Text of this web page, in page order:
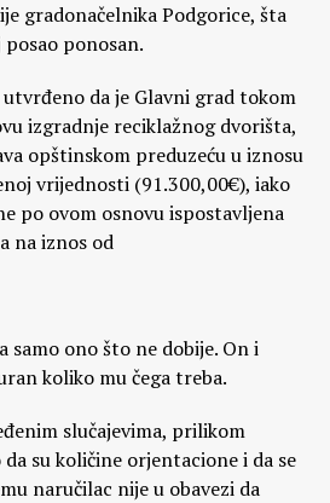
gradonačelnika Podgorice, šta
posao ponosan.
da je Glavni grad tokom
izgradnje reciklažnog dvorišta,
opštinskom preduzeću u iznosu
vrijednosti (91.300,00€), iako
po ovom osnovu ispostavljena
na iznos od
samo ono što ne dobije. On i
koliko mu čega treba.
slučajevima, prilikom
su količine orjentacione i da se
naručilac nije u obavezi da